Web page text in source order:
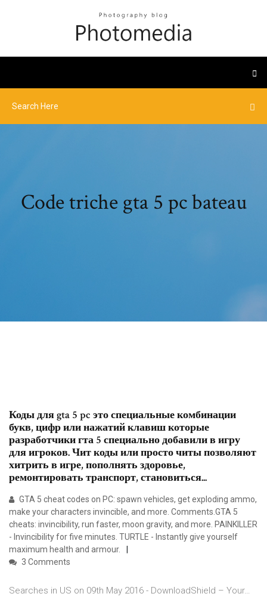
Code triche gta 5 pc bateau
Коды для gta 5 pc это специальные комбинации
букв, цифр или нажатий клавиш которые
разработчики гта 5 специально добавили в игру
для игроков. Чит коды или просто читы позволяют
хитрить в игре, пополнять здоровье,
ремонтировать транспорт, становиться...
GTA 5 cheat codes on PC: spawn vehicles, get exploding ammo,
make your characters invincible, and more. Comments.GTA 5
cheats: invincibility, run faster, moon gravity, and more. PAINKILLER
- Invincibility for five minutes. TURTLE - Instantly give yourself
maximum health and armour.
3 Comments
Searches in US on 09th May 2016 - DownloadShield – Your…